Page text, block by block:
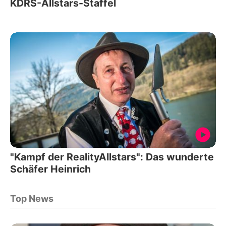
KDRS-Allstars-Staffel
"Kampf der RealityAllstars": Das wunderte
Schäfer Heinrich
Top News